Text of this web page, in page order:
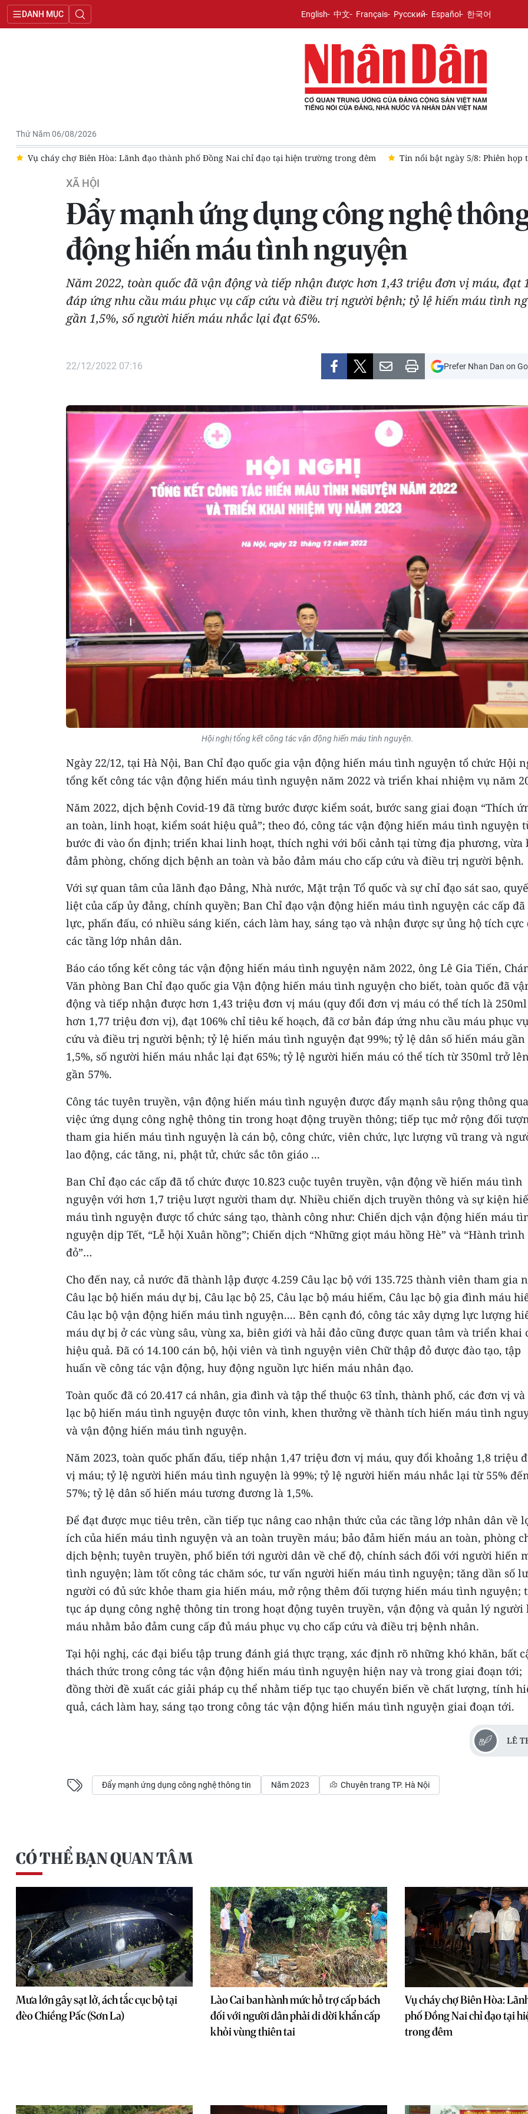
DANH MỤC English 中文 Français Русский Español 한국어
Thứ Năm 06/08/2026
trường trong đêm Tin nổi bật ngày 5/8: Phiên họp thứ nhất Ban Chỉ đạo Trung ương về tổng kết thực tiễn và nghiên cứu
XÃ HỘI
Đẩy mạnh ứng dụng công nghệ
động hiến máu tình nguyện
Năm 2022, toàn quốc đã vận động và tiếp nhận được hơn 1,43 triệu đơn vị máu, đạt
đáp ứng nhu cầu máu phục vụ cấp cứu và điều trị người bệnh; tỷ lệ hiến máu tình
gần 1,5%, số người hiến máu nhắc lại đạt 65%.
22/12/2022 07:16 Prefer Nhan Dan on
Hội nghị tổng kết công tác vận động hiến máu tình nguyện.
Ngày 22/12, tại Hà Nội, Ban Chỉ đạo quốc gia vận động hiến máu tình nguyện tổ chức Hội
tổng kết công tác vận động hiến máu tình nguyện năm 2022 và triển khai nhiệm vụ năm
Năm 2022, dịch bệnh Covid-19 đã từng bước được kiểm soát, bước sang giai đoạn “Thích
an toàn, linh hoạt, kiểm soát hiệu quả”; theo đó, công tác vận động hiến máu tình nguyện
bước đi vào ổn định; triển khai linh hoạt, thích nghi với bối cảnh tại từng địa phương, vừa
đảm phòng, chống dịch bệnh an toàn và bảo đảm máu cho cấp cứu và điều trị người bệnh.
Với sự quan tâm của lãnh đạo Đảng, Nhà nước, Mặt trận Tổ quốc và sự chỉ đạo sát sao,
liệt của cấp ủy đảng, chính quyền; Ban Chỉ đạo vận động hiến máu tình nguyện các cấp đã
lực, phấn đấu, có nhiều sáng kiến, cách làm hay, sáng tạo và nhận được sự ủng hộ tích cực
các tầng lớp nhân dân.
Báo cáo tổng kết công tác vận động hiến máu tình nguyện năm 2022, ông Lê Gia Tiến,
Văn phòng Ban Chỉ đạo quốc gia Vận động hiến máu tình nguyện cho biết, toàn quốc đã
động và tiếp nhận được hơn 1,43 triệu đơn vị máu (quy đổi đơn vị máu có thể tích là
hơn 1,77 triệu đơn vị), đạt 106% chỉ tiêu kế hoạch, đã cơ bản đáp ứng nhu cầu máu phục
cứu và điều trị người bệnh; tỷ lệ hiến máu tình nguyện đạt 99%; tỷ lệ dân số hiến máu gần
1,5%, số người hiến máu nhắc lại đạt 65%; tỷ lệ người hiến máu có thể tích từ 350ml trở
gần 57%.
Công tác tuyên truyền, vận động hiến máu tình nguyện được đẩy mạnh sâu rộng thông qua
việc ứng dụng công nghệ thông tin trong hoạt động truyền thông; tiếp tục mở rộng đối
tham gia hiến máu tình nguyện là cán bộ, công chức, viên chức, lực lượng vũ trang và
lao động, các tăng, ni, phật tử, chức sắc tôn giáo ...
Ban Chỉ đạo các cấp đã tổ chức được 10.823 cuộc tuyên truyền, vận động về hiến máu tình
nguyện với hơn 1,7 triệu lượt người tham dự. Nhiều chiến dịch truyền thông và sự kiện
máu tình nguyện được tổ chức sáng tạo, thành công như: Chiến dịch vận động hiến máu
nguyện dịp Tết, “Lễ hội Xuân hồng”; Chiến dịch “Những giọt máu hồng Hè” và “Hành trình
đỏ”…
Cho đến nay, cả nước đã thành lập được 4.259 Câu lạc bộ với 135.725 thành viên tham gia
Câu lạc bộ hiến máu dự bị, Câu lạc bộ 25, Câu lạc bộ máu hiếm, Câu lạc bộ gia đình máu
Câu lạc bộ vận động hiến máu tình nguyện.... Bên cạnh đó, công tác xây dựng lực lượng
máu dự bị ở các vùng sâu, vùng xa, biên giới và hải đảo cũng được quan tâm và triển khai
hiệu quả. Đã có 14.100 cán bộ, hội viên và tình nguyện viên Chữ thập đỏ được đào tạo, tập
huấn về công tác vận động, huy động nguồn lực hiến máu nhân đạo.
Toàn quốc đã có 20.417 cá nhân, gia đình và tập thể thuộc 63 tỉnh, thành phố, các đơn vị và
lạc bộ hiến máu tình nguyện được tôn vinh, khen thưởng về thành tích hiến máu tình
và vận động hiến máu tình nguyện.
Năm 2023, toàn quốc phấn đấu, tiếp nhận 1,47 triệu đơn vị máu, quy đổi khoảng 1,8 triệu
vị máu; tỷ lệ người hiến máu tình nguyện là 99%; tỷ lệ người hiến máu nhắc lại từ 55%
57%; tỷ lệ dân số hiến máu tương đương là 1,5%.
Để đạt được mục tiêu trên, cần tiếp tục nâng cao nhận thức của các tầng lớp nhân dân về
ích của hiến máu tình nguyện và an toàn truyền máu; bảo đảm hiến máu an toàn, phòng
dịch bệnh; tuyên truyền, phổ biến tới người dân về chế độ, chính sách đối với người hiến
tình nguyện; làm tốt công tác chăm sóc, tư vấn người hiến máu tình nguyện; tăng dần số
người có đủ sức khỏe tham gia hiến máu, mở rộng thêm đối tượng hiến máu tình nguyện;
tục áp dụng công nghệ thông tin trong hoạt động tuyên truyền, vận động và quản lý người
máu nhằm bảo đảm cung cấp đủ máu phục vụ cho cấp cứu và điều trị bệnh nhân.
Tại hội nghị, các đại biểu tập trung đánh giá thực trạng, xác định rõ những khó khăn, bất
thách thức trong công tác vận động hiến máu tình nguyện hiện nay và trong giai đoạn tới;
đồng thời đề xuất các giải pháp cụ thể nhằm tiếp tục tạo chuyển biến về chất lượng, tính
quả, cách làm hay, sáng tạo trong công tác vận động hiến máu tình nguyện giai đoạn tới.
LÊ
Đẩy mạnh ứng dụng công nghệ thông tin Năm 2023 Chuyên trang TP. Hà Nội
CÓ THỂ BẠN QUAN TÂM
Mưa lớn gây sạt lở, ách tắc cục bộ tại
đèo Chiềng Pấc (Sơn La)
Lào Cai ban hành mức hỗ trợ cấp bách
đối với người dân phải di dời khẩn cấp
khỏi vùng thiên tai
Vụ cháy chợ Biên Hòa:
phố Đồng Nai chỉ đạo tại
trong đêm